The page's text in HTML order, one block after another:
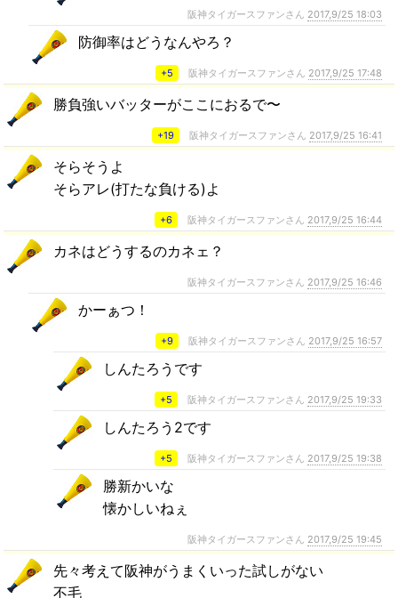
阪神タイガースファンさん 2017,9/25 18:03
防御率はどうなんやろ？
+5 阪神タイガースファンさん 2017,9/25 17:48
勝負強いバッターがここにおるで〜
+19 阪神タイガースファンさん 2017,9/25 16:41
そらそうよ
そらアレ(打たな負ける)よ
+6 阪神タイガースファンさん 2017,9/25 16:44
カネはどうするのカネェ？
阪神タイガースファンさん 2017,9/25 16:46
かーぁつ！
+9 阪神タイガースファンさん 2017,9/25 16:57
しんたろうです
+5 阪神タイガースファンさん 2017,9/25 19:33
しんたろう2です
+5 阪神タイガースファンさん 2017,9/25 19:38
勝新かいな
懐かしいねぇ
阪神タイガースファンさん 2017,9/25 19:45
先々考えて阪神がうまくいった試しがない
不毛